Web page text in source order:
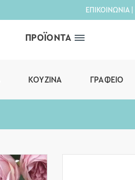
ΕΠΙΚΟΙΝΩΝΙΑ|
ΠΡΟΪΟΝΤΑ
ΚΟΥΖΊΝΑ ΓΡΑΦΕΊΟ